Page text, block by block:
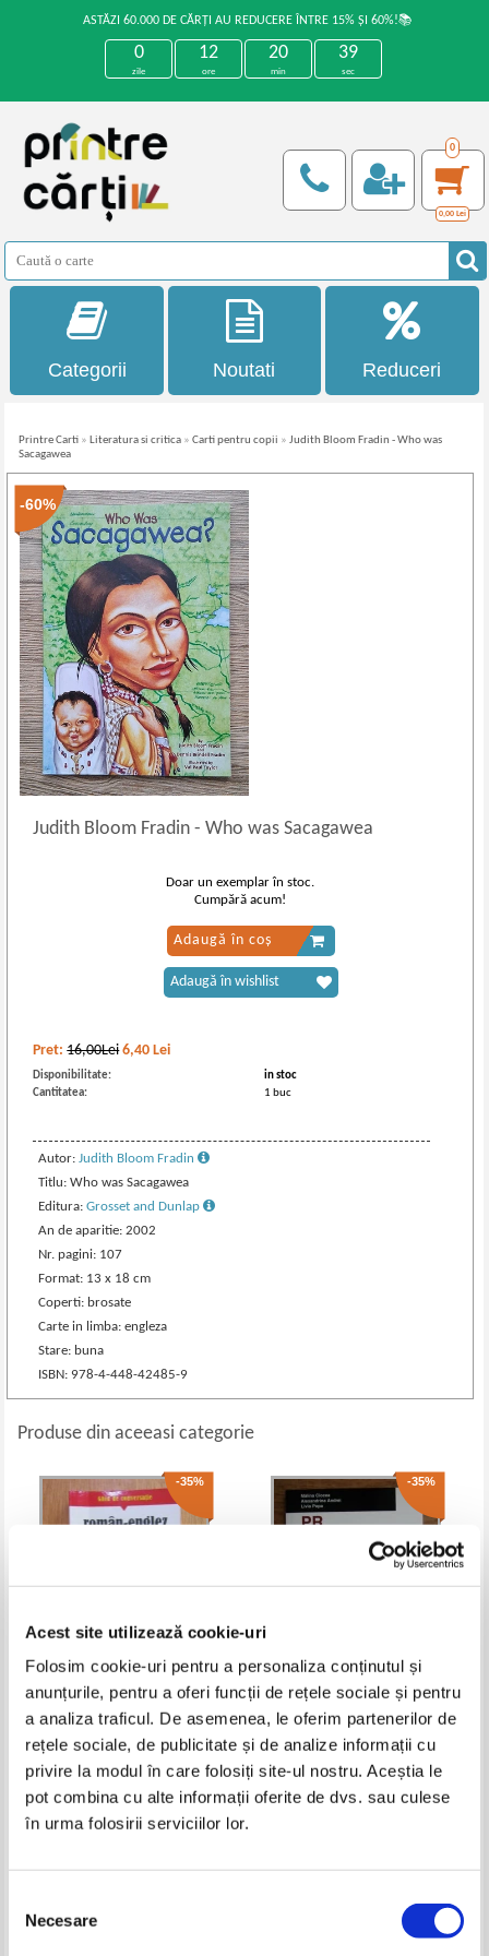
Acest site utilizează cookie-uri
Folosim cookie-uri pentru a personaliza conținutul și
anunțurile, pentru a oferi funcții de rețele sociale și pentru
a analiza traficul. De asemenea, le oferim partenerilor de
rețele sociale, de publicitate și de analize informații cu
privire la modul în care folosiți site-ul nostru. Aceștia le
pot combina cu alte informații oferite de dvs. sau culese
în urma folosirii serviciilor lor.
consimțământului
Necesare
ASTĂZI 60.000 DE CĂRȚI AU REDUCERE ÎNTRE 15% ȘI 60%!📚
0
zile
12
ore
20
min
39
sec
0
0,00 Lei
Categorii Noutati Reduceri
Printre Carti » Literatura si critica »Carti pentru copii »Judith Bloom Fradin - Who was
Sacagawea
-60%
Judith Bloom Fradin- Who was Sacagawea
Pret:16,00Lei 6,40 Lei
Disponibilitate:
in stoc
Cantitatea:
1 buc
Autor:Judith Bloom Fradin
Titlu: Who was Sacagawea
Editura:Grosset and Dunlap
An de aparitie: 2002
Nr. pagini: 107
Format: 13 x 18 cm
Coperti: brosate
Carte in limba: engleza
Stare: buna
ISBN: 978-4-448-42485-9
Doar un exemplar în stoc.
Cumpără acum!
Adaugă în coș
Adaugă în wishlist
Produse din aceeasi categorie
-35%
Ghid de conversatie Roman -
12,00Lei 7,80
Adaugă în coș
-35%
Malina Ciocea - PR your english!
Lei
Adaugă în coș